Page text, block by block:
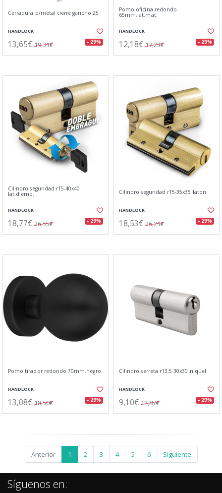
Cerradura p/metal cierre gancho 25
HANDLOCK
13,65€ 19,31€ - 29%
Pomo oficina redondo
65mm.lat.mat.
HANDLOCK
12,18€ 17,23€ - 29%
Cilindro seguridad r15-40x40
lat.d.emb.
HANDLOCK
18,77€ 26,55€ - 29%
Cilindro seguridad r15-35x35 laton
HANDLOCK
18,53€ 26,21€ - 29%
Pomo tirador redondo 70mm.negro
HANDLOCK
13,08€ 18,50€ - 29%
Cilindro serreta r13,5 30x30 niquel
HANDLOCK
9,10€ 12,87€ - 29%
Anterior 1 2 3 4 5 6 Siguiente
Síguenos en: